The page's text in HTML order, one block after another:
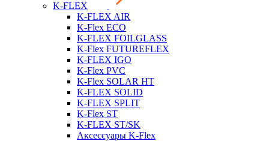
K-FLEX
K-FLEX AIR
K-Flex ECO
K-FLEX FOILGLASS
K-Flex FUTUREFLEX
K-FLEX IGO
K-Flex PVC
K-Flex SOLAR HT
K-FLEX SOLID
K-FLEX SPLIT
K-Flex ST
K-FLEX ST/SK
Аксессуары K-Flex